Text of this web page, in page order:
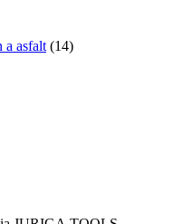
a asfalt (14)